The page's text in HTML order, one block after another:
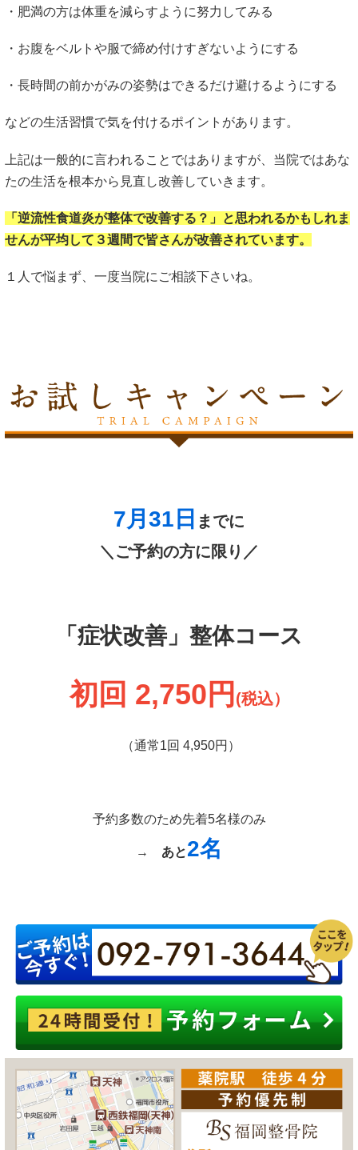
・肥満の方は体重を減らすように努力してみる
・お腹をベルトや服で締め付けすぎないようにする
・長時間の前かがみの姿勢はできるだけ避けるようにする
などの生活習慣で気を付けるポイントがあります。
上記は一般的に言われることではありますが、当院ではあな
たの生活を根本から見直し改善していきます。
「逆流性食道炎が整体で改善する？」と思われるかもしれま
せんが平均して３週間で皆さんが改善されています。
１人で悩まず、一度当院にご相談下さいね。
7月31 日 までに
＼ご予約の方に限り／
「症状改善」整体コース
初回 2,750円 (税込）
（通常1回 4,950円）
予約多数のため先着5名様のみ
→ あと2名